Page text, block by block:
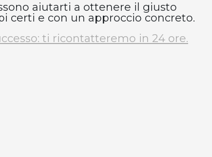
aiutarti a ottenere il giusto
certi e con un approccio concreto.
ti ricontatteremo in 24 ore.